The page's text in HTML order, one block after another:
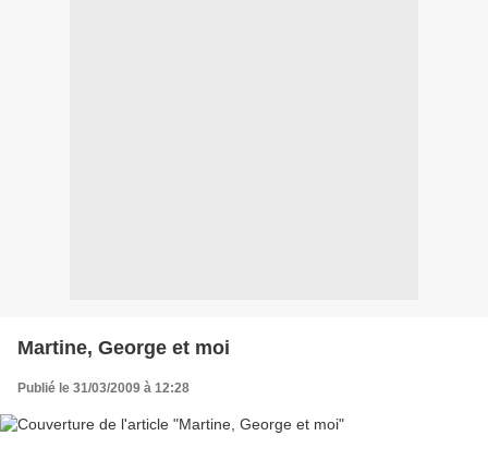
Martine, George et moi
Publié le 31/03/2009 à 12:28